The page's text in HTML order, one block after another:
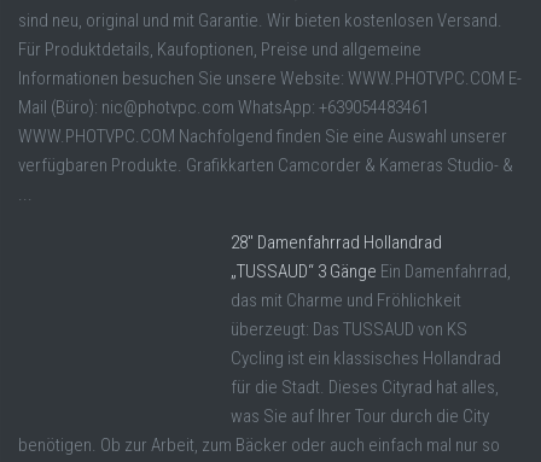
sind neu, original und mit Garantie. Wir bieten kostenlosen Versand.
Für Produktdetails, Kaufoptionen, Preise und allgemeine
Informationen besuchen Sie unsere Website: WWW.PHOTVPC.COM E-
Mail (Büro): nic@photvpc.com WhatsApp: +639054483461
WWW.PHOTVPC.COM Nachfolgend finden Sie eine Auswahl unserer
verfügbaren Produkte. Grafikkarten Camcorder & Kameras Studio- &
...
28″ Damenfahrrad Hollandrad
„TUSSAUD“ 3 Gänge Ein Damenfahrrad,
das mit Charme und Fröhlichkeit
überzeugt: Das TUSSAUD von KS
Cycling ist ein klassisches Hollandrad
für die Stadt. Dieses Cityrad hat alles,
was Sie auf Ihrer Tour durch die City
benötigen. Ob zur Arbeit, zum Bäcker oder auch einfach mal nur so